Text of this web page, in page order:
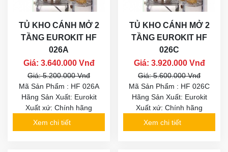
TỦ KHO CÁNH MỞ 2
TẦNG EUROKIT HF
026A
Giá: 3.640.000 Vnđ
Giá: 5.200.000 Vnđ
Mã Sản Phẩm : HF 026A
Hãng Sản Xuất: Eurokit
Xuất xứ: Chính hãng
Xem chi tiết
TỦ KHO CÁNH MỞ 2
TẦNG EUROKIT HF
026C
Giá: 3.920.000 Vnđ
Giá: 5.600.000 Vnđ
Mã Sản Phẩm : HF 026C
Hãng Sản Xuất: Eurokit
Xuất xứ: Chính hãng
Xem chi tiết